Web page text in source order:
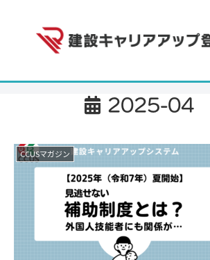
2025-04
CCUSマガジン